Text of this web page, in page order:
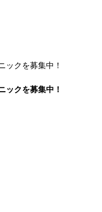
クを募集中！
クを募集中！